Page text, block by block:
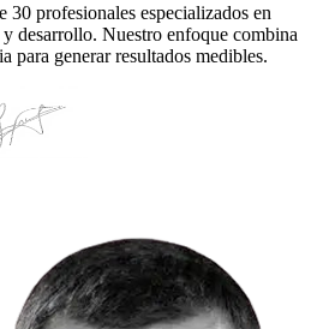
30 profesionales especializados en
desarrollo. Nuestro enfoque combina
para generar resultados medibles.